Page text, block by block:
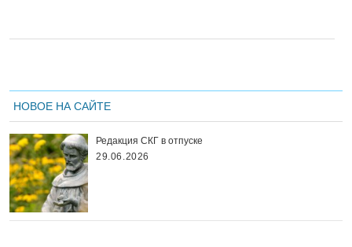
НОВОЕ НА САЙТЕ
Редакция СКГ в отпуске
29.06.2026